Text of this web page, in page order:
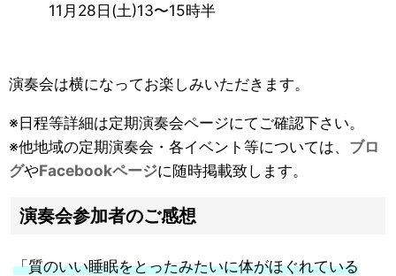
11月28日(土)13〜15時半
演奏会は横になってお楽しみいただきます。
※日程等詳細は定期演奏会ページにてご確認下さい。
※他地域の定期演奏会・各イベント等については、 ブロ
グやFacebookページに随時掲載致します。
演奏会参加者のご感想
「質のいい睡眠をとったみたいに体がほぐれている